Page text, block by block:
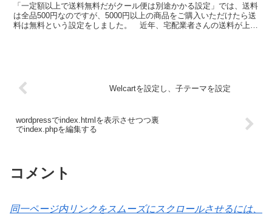
「一定額以上で送料無料だがクール便は別途かかる設定」では、送料
は全品500円なのですが、5000円以上の商品をご購入いただけたら送
料は無料という設定をしました。 近年、宅配業者さんの送料が上が
Welcartを設定し、子テーマを設定
wordpressでindex.htmlを表示させつつ裏
でindex.phpを編集する
コメント
同一ページ内リンクをスムーズにスクロールさせるには、